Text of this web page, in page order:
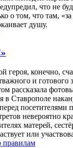
что не
о том, что там,
душу.
героя, конечно,
и
рассказала
в Ставрополе
посетителями
невероятно
матерей,
или